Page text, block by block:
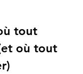
tout
où tout